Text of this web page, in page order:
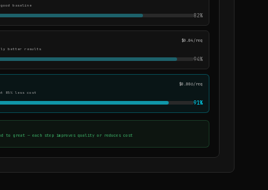
baseline
82%
$0.04/req
better results
94%
$0.006/req
85% less cost
91%
to great — each step improves quality or reduces cost